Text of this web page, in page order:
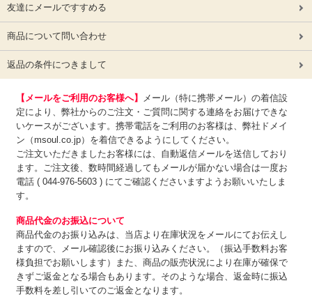
友達にメールですすめる
商品について問い合わせ
返品の条件につきまして
【メールをご利用のお客様へ】
メール（特に携帯メール）の着信設
定により、弊社からのご注文・ご質問に関する連絡をお届けできな
いケースがございます。携帯電話をご利用のお客様は、弊社ドメイ
ン（msoul.co.jp）を着信できるようにしてください。
ご注文いただきましたお客様には、自動返信メールを送信しており
ます。ご注文後、数時間経過してもメールが届かない場合は一度お
電話 ( 044-976-5603 ) にてご確認くださいますようお願いいたしま
す。
商品代金のお振込について
商品代金のお振り込みは、 当店より在庫状況をメールにてお伝えし
ますので、メール確認後にお振り込みください。（振込手数料お客
様負担でお願いします）また、商品の販売状況により在庫が確保で
きずご返金となる場合もあります。そのような場合、返金時に振込
手数料を差し引いてのご返金となります。